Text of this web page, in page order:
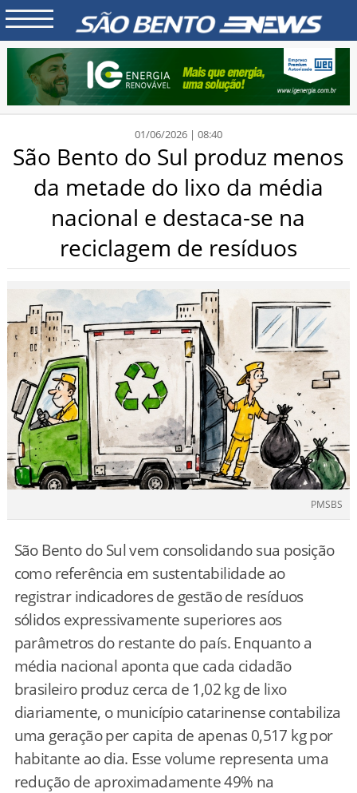
01/06/2026 | 08:40
São Bento do Sul produz menos
da metade do lixo da média
nacional e destaca-se na
reciclagem de resíduos
PMSBS
São Bento do Sul vem consolidando sua posição
como referência em sustentabilidade ao
registrar indicadores de gestão de resíduos
sólidos expressivamente superiores aos
parâmetros do restante do país. Enquanto a
média nacional aponta que cada cidadão
brasileiro produz cerca de 1,02 kg de lixo
diariamente, o município catarinense contabiliza
uma geração per capita de apenas 0,517 kg por
habitante ao dia. Esse volume representa uma
redução de aproximadamente 49% na